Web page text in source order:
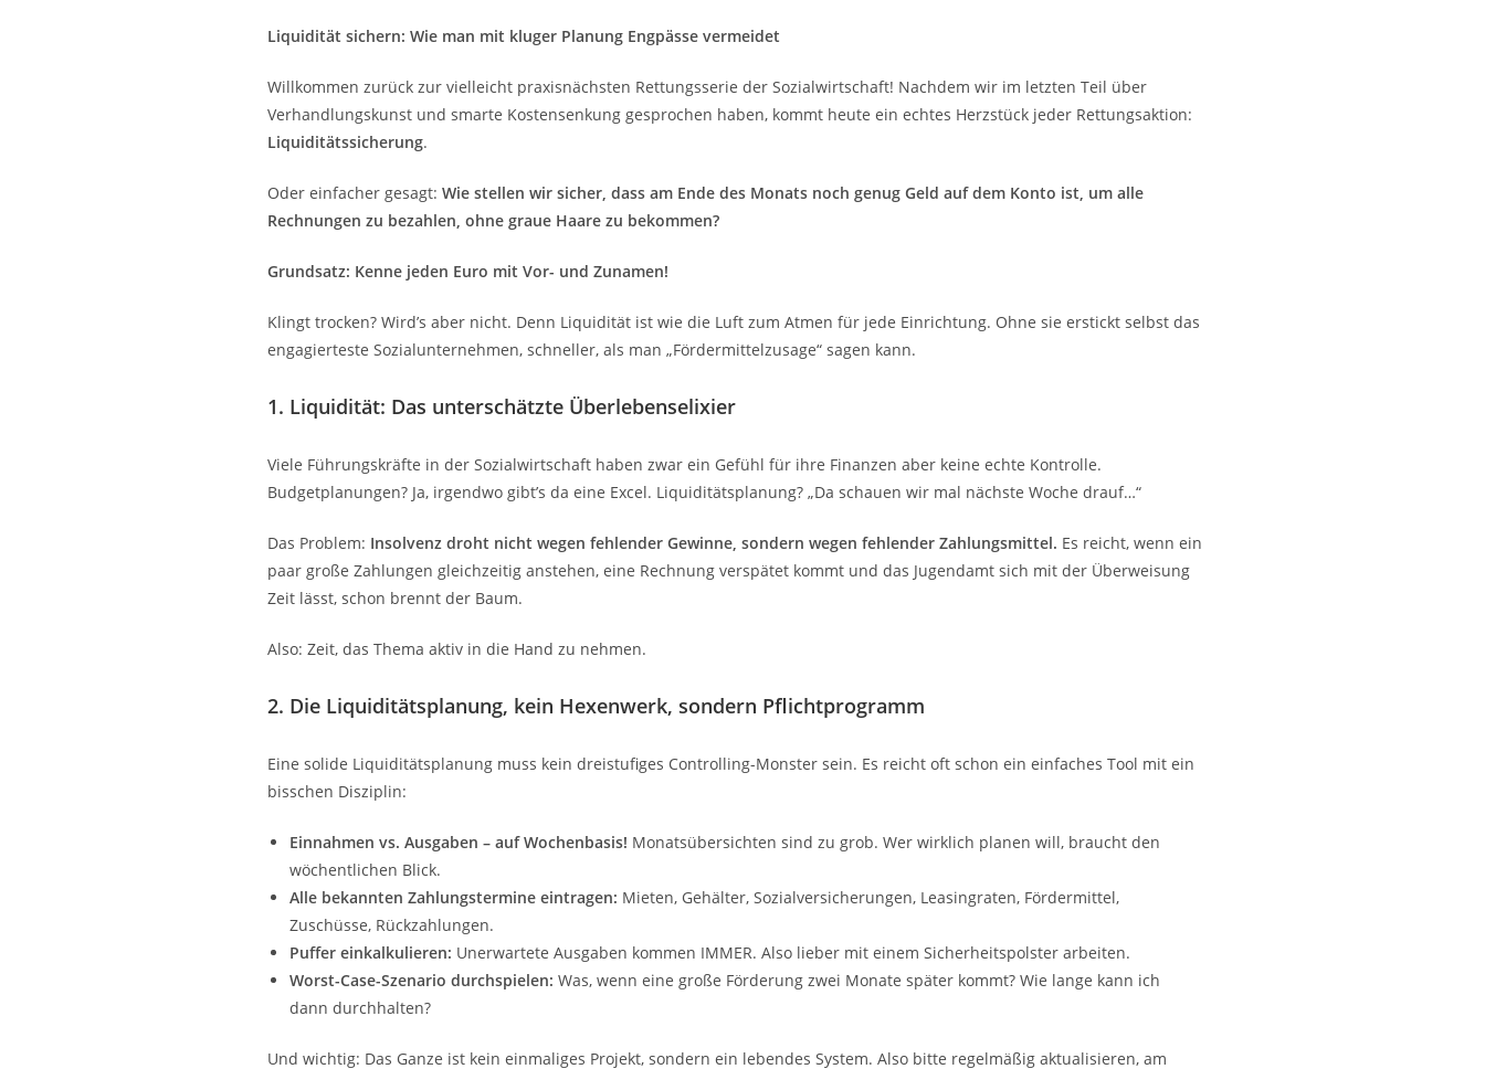
Liquidität sichern: Wie man mit kluger Planung Engpässe vermeidet
Willkommen zurück zur vielleicht praxisnächsten Rettungsserie der Sozialwirtschaft! Nachdem wir im letzten Teil über
Verhandlungskunst und smarte Kostensenkung gesprochen haben, kommt heute ein echtes Herzstück jeder Rettungsaktion:
Liquiditätssicherung.
Oder einfacher gesagt: Wie stellen wir sicher, dass am Ende des Monats noch genug Geld auf dem Konto ist, um alle
Rechnungen zu bezahlen, ohne graue Haare zu bekommen?
Grundsatz: Kenne jeden Euro mit Vor- und Zunamen!
Klingt trocken? Wird’s aber nicht. Denn Liquidität ist wie die Luft zum Atmen für jede Einrichtung. Ohne sie erstickt selbst das
engagierteste Sozialunternehmen, schneller, als man „Fördermittelzusage“ sagen kann.
1. Liquidität: Das unterschätzte Überlebenselixier
Viele Führungskräfte in der Sozialwirtschaft haben zwar ein Gefühl für ihre Finanzen aber keine echte Kontrolle.
Budgetplanungen? Ja, irgendwo gibt’s da eine Excel. Liquiditätsplanung? „Da schauen wir mal nächste Woche drauf…“
Das Problem: Insolvenz droht nicht wegen fehlender Gewinne, sondern wegen fehlender Zahlungsmittel. Es reicht, wenn ein
paar große Zahlungen gleichzeitig anstehen, eine Rechnung verspätet kommt und das Jugendamt sich mit der Überweisung
Zeit lässt, schon brennt der Baum.
Also: Zeit, das Thema aktiv in die Hand zu nehmen.
2. Die Liquiditätsplanung, kein Hexenwerk, sondern Pflichtprogramm
Eine solide Liquiditätsplanung muss kein dreistufiges Controlling-Monster sein. Es reicht oft schon ein einfaches Tool mit ein
bisschen Disziplin:
Einnahmen vs. Ausgaben – auf Wochenbasis! Monatsübersichten sind zu grob. Wer wirklich planen will, braucht den
wöchentlichen Blick.
Alle bekannten Zahlungstermine eintragen: Mieten, Gehälter, Sozialversicherungen, Leasingraten, Fördermittel,
Zuschüsse, Rückzahlungen.
Puffer einkalkulieren: Unerwartete Ausgaben kommen IMMER. Also lieber mit einem Sicherheitspolster arbeiten.
Worst-Case-Szenario durchspielen: Was, wenn eine große Förderung zwei Monate später kommt? Wie lange kann ich
dann durchhalten?
Und wichtig: Das Ganze ist kein einmaliges Projekt, sondern ein lebendes System. Also bitte regelmäßig aktualisieren, am